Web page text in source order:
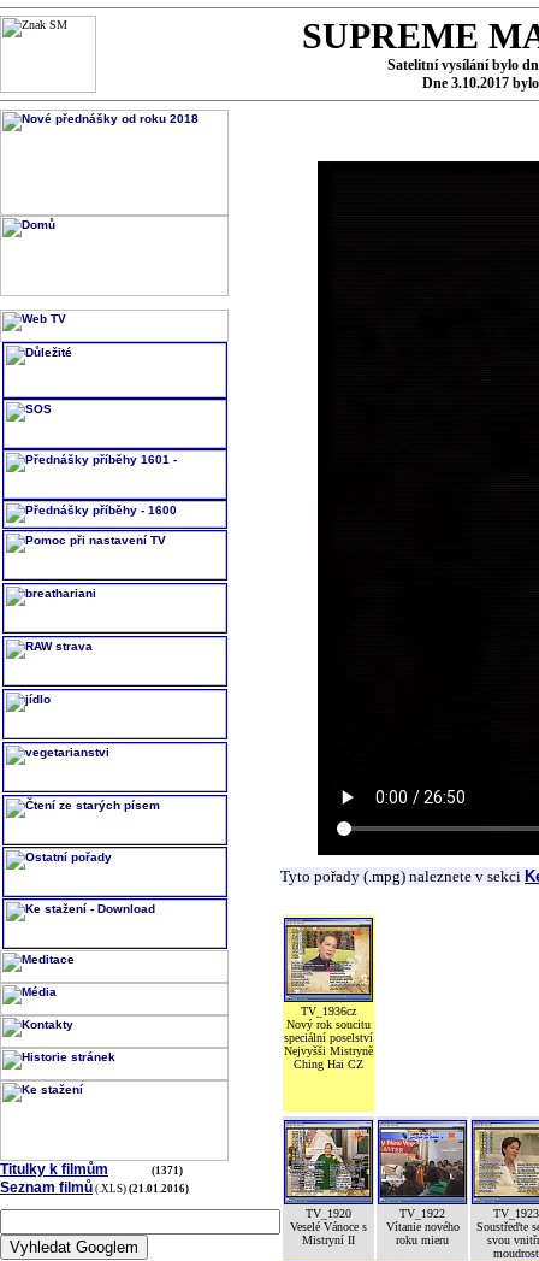
SUPREME
Satelitní vysílání bylo
Dne 3.10.2017
Titulky k filmům (1371)
Seznam filmů (.XLS) (21.01.2016)
Tyto pořady (.mpg) naleznete v sekci
TV_1936cz
Nový rok soucitu
speciální poselství
Nejvyšši Mistryně
Ching Hai CZ
TV_1920
Veselé Vánoce s
Mistryní II
TV_1922
Vítanie nového
roku mieru
TV_1923
Soustřeďte
svou
moudrost